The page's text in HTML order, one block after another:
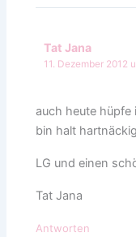
Tat Jana
11. Dezember 2012
auch heute hüpfe
bin halt
LG und einen
Tat Jana
Antworten